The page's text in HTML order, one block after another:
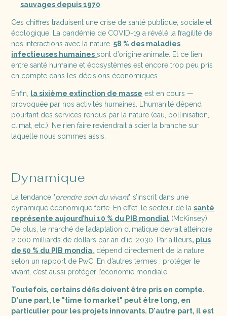
sauvages depuis 1970
Ces chiffres traduisent une crise de santé publique, sociale et
écologique. La pandémie de COVID-19 a révélé la fragilité de
nos interactions avec la nature.58 % des maladies
infectieuses humaines sont d’origine animale. Et ce lien
entre santé humaine et écosystèmes est encore trop peu pris
en compte dans les décisions économiques.
Enfin, la sixième extinction de masse est en cours —
provoquée par nos activités humaines. L’humanité dépend
pourtant des services rendus par la nature (eau, pollinisation,
climat, etc.). Ne rien faire reviendrait à scier la branche sur
laquelle nous sommes assis.
Dynamique
La tendance "prendre soin du vivant" s’inscrit dans une
dynamique économique forte. En effet, le secteur de lasanté
représente aujourd’hui 10 % du PIB mondial (McKinsey).
De plus, le marché de l’adaptation climatique devrait atteindre
2 000 milliards de dollars par an d’ici 2030. Par ailleurs, plus
de 50 % du PIB mondia dépend directement de la nature
selon un rapport de PwC. En d’autres termes : protéger le
vivant, c’est aussi protéger l’économie mondiale.
Toutefois, certains défis doivent être pris en compte.
D'une part, le "time to market" peut être long, en
particulier pour les projets innovants. D'autre part, il est